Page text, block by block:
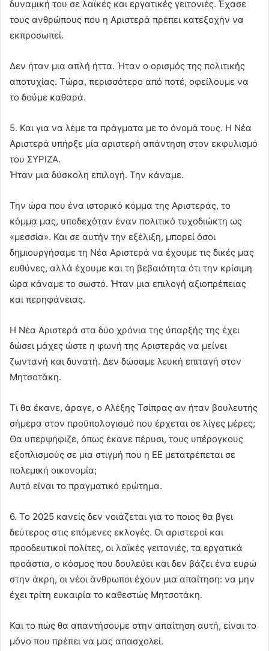
δυναμική του σε λαϊκές και εργατικές γειτονιές. Έχασε
τους ανθρώπους που η Αριστερά πρέπει κατεξοχήν να
εκπροσωπεί.
Δεν ήταν μια απλή ήττα. Ήταν ο ορισμός της πολιτικής
αποτυχίας. Τώρα, περισσότερο από ποτέ, οφείλουμε να
το δούμε καθαρά.
5. Και για να λέμε τα πράγματα με το όνομά τους. Η Νέα
Αριστερά υπήρξε μία αριστερή απάντηση στον εκφυλισμό
του ΣΥΡΙΖΑ.
Ήταν μια δύσκολη επιλογή. Την κάναμε.
Την ώρα που ένα ιστορικό κόμμα της Αριστεράς, το
κόμμα μας, υποδεχόταν έναν πολιτικό τυχοδιώκτη ως
«μεσσία». Και σε αυτήν την εξέλιξη, μπορεί όσοι
δημιουργήσαμε τη Νέα Αριστερά να έχουμε τις δικές μας
ευθύνες, αλλά έχουμε και τη βεβαιότητα ότι την κρίσιμη
ώρα κάναμε το σωστό. Ήταν μια επιλογή αξιοπρέπειας
και περηφάνειας.
Η Νέα Αριστερά στα δύο χρόνια της ύπαρξής της έχει
δώσει μάχες ώστε η φωνή της Αριστεράς να μείνει
ζωντανή και δυνατή. Δεν δώσαμε λευκή επιταγή στον
Μητσοτάκη.
Τι θα έκανε, άραγε, ο Αλέξης Τσίπρας αν ήταν βουλευτής
σήμερα στον προϋπολογισμό που έρχεται σε λίγες μέρες;
Θα υπερψήφιζε, όπως έκανε πέρυσι, τους υπέρογκους
εξοπλισμούς σε μια στιγμή που η ΕΕ μετατρέπεται σε
πολεμική οικονομία;
Αυτό είναι το πραγματικό ερώτημα.
6. Το 2025 κανείς δεν νοιάζεται για το ποιος θα βγει
δεύτερος στις επόμενες εκλογές. Οι αριστεροί και
προοδευτικοί πολίτες, οι λαϊκές γειτονιές, τα εργατικά
προάστια, ο κόσμος που δουλεύει και δεν βάζει ένα ευρώ
στην άκρη, οι νέοι άνθρωποι έχουν μια απαίτηση: να μην
έχει τρίτη ευκαιρία το καθεστώς Μητσοτάκη.
Και το πώς θα απαντήσουμε στην απαίτηση αυτή, είναι το
μόνο που πρέπει να μας απασχολεί.